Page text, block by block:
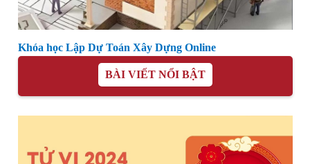
Khóa học Lập Dự Toán Xây Dựng Online
BÀI VIẾT NỔI BẬT